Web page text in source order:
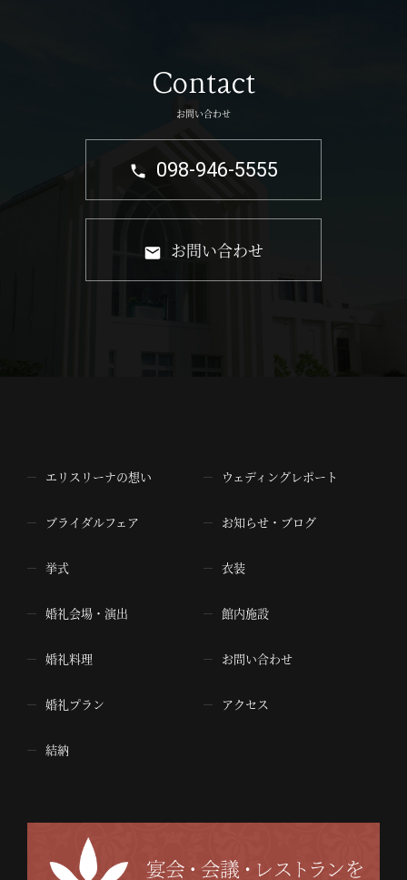
Contact
お問い合わせ
098-946-5555
お問い合わせ
エリスリーナの想い
ブライダルフェア
挙式
婚礼会場・演出
婚礼料理
婚礼プラン
結納
ウェディングレポート
お知らせ・ブログ
衣装
館内施設
お問い合わせ
アクセス